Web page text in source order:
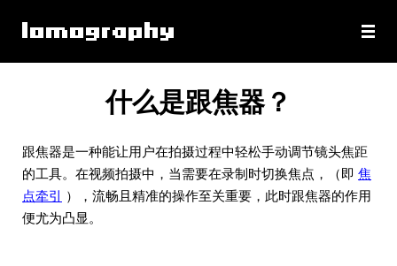
什么是跟焦器？
跟焦器是一种能让用户在拍摄过程中轻松手动调节镜头焦距
的工具。在视频拍摄中，当需要在录制时切换焦点，（即 焦
点牵引 ），流畅且精准的操作至关重要，此时跟焦器的作用
便尤为凸显。